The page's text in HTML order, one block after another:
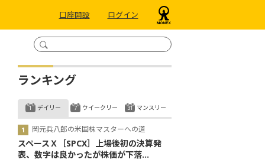
口座開設 ログイン
ランキング
デイリー
岡元兵八郎の米国株マスターへの道
スペースＸ［SPCX］上場後初の決算発
表、数字は良かったが株価が下落...
ウイークリー マンスリー